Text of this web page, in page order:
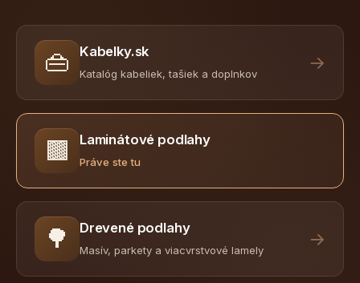
👜 Kabelky.sk
Katalóg kabeliek, tašiek a doplnkov
→
🟫 Laminátové podlahy
Práve ste tu
🌳 Drevené podlahy
Masív, parkety a viacvrstvové lamely
→